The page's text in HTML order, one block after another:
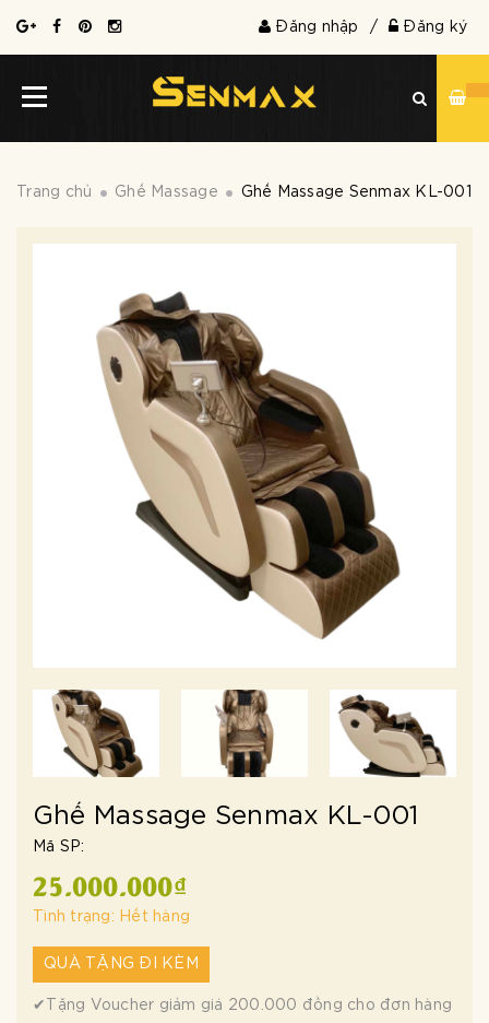
Đăng ký
/
Đăng nhập
Trang chủ Ghế Massage Ghế Massage Senmax KL-001
Ghế Massage Senmax KL-001
Mã SP:
25.000.000₫
Tình trạng: Hết hàng
QUÀ TẶNG ĐI KÈM
✔Tặng Voucher giảm giá 200.000 đồng cho đơn hàng